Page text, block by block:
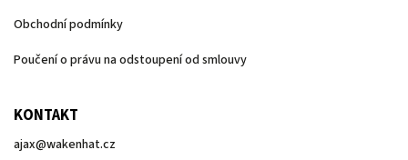
Obchodní podmínky
Poučení o právu na odstoupení od smlouvy
KONTAKT
ajax@wakenhat.cz